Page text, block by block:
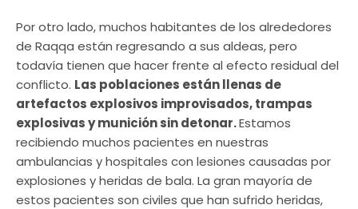
Por otro lado, muchos habitantes de los alrededores
de Raqqa están regresando a sus aldeas, pero
todavía tienen que hacer frente al efecto residual del
conflicto. Las poblaciones están llenas de
artefactos explosivos improvisados, trampas
explosivas y munición sin detonar.Estamos
recibiendo muchos pacientes en nuestras
ambulancias y hospitales con lesiones causadas por
explosiones y heridas de bala. La gran mayoría de
estos pacientes son civiles que han sufrido heridas,